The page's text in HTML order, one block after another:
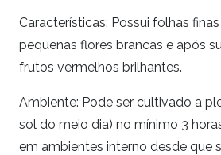
Características: Possui folhas
pequenas flores brancas e após
frutos vermelhos brilhantes.
Ambiente: Pode ser cultivado a
sol do meio dia) no mínimo 3
em ambientes interno desde que